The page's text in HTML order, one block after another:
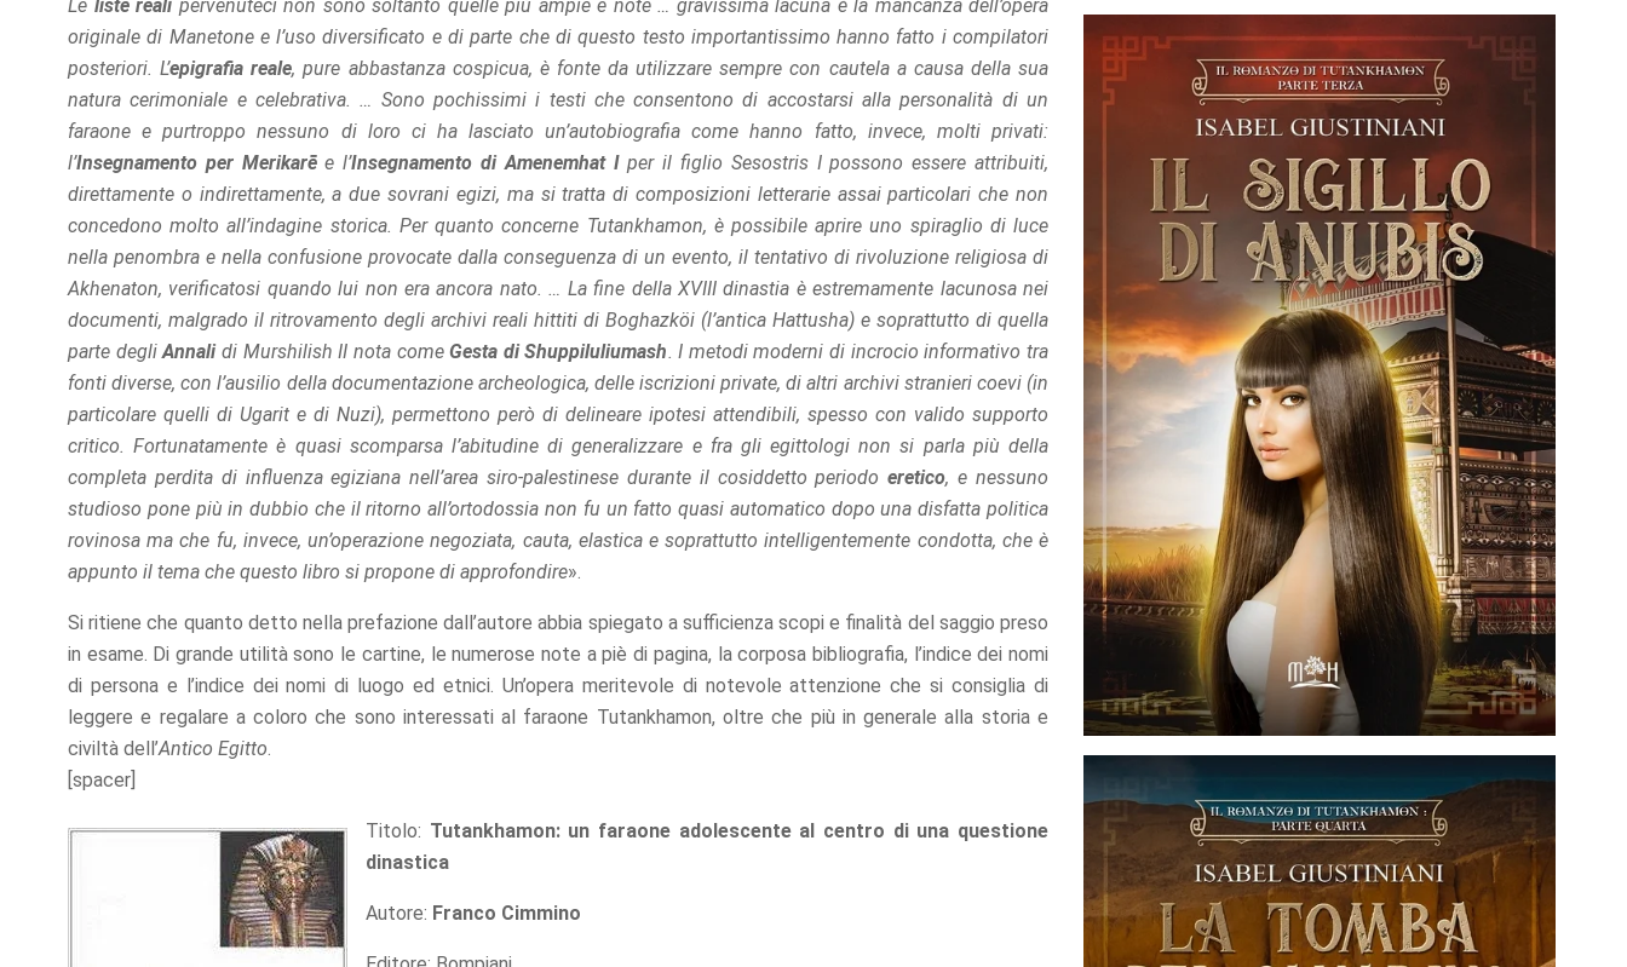
Le liste realipervenuteci non sono soltanto quelle più ampie e note … gravissima lacuna è la mancanza dell’opera
originale di Manetone e l’uso diversificato e di parte che di questo testo importantissimo hanno fatto i compilatori
posteriori. L’epigrafia reale, pure abbastanza cospicua, è fonte da utilizzare sempre con cautela a causa della sua
natura cerimoniale e celebrativa. … Sono pochissimi i testi che consentono di accostarsi alla personalità di un
faraone e purtroppo nessuno di loro ci ha lasciato un’autobiografia come hanno fatto, invece, molti privati:
l’Insegnamento per Merikarēe l’Insegnamento di Amenemhat Iper il figlio Sesostris I possono essere attribuiti,
direttamente o indirettamente, a due sovrani egizi, ma si tratta di composizioni letterarie assai particolari che non
concedono molto all’indagine storica. Per quanto concerne Tutankhamon, è possibile aprire uno spiraglio di luce
nella penombra e nella confusione provocate dalla conseguenza di un evento, il tentativo di rivoluzione religiosa di
Akhenaton, verificatosi quando lui non era ancora nato. … La fine della XVIII dinastia è estremamente lacunosa nei
documenti, malgrado il ritrovamento degli archivi reali hittiti di Boghazköi (l’antica Hattusha) e soprattutto di quella
parte degliAnnali di Murshilish II nota comeGesta di Shuppiluliumash. I metodi moderni di incrocio informativo tra
fonti diverse, con l’ausilio della documentazione archeologica, delle iscrizioni private, di altri archivi stranieri coevi (in
particolare quelli di Ugarit e di Nuzi), permettono però di delineare ipotesi attendibili, spesso con valido supporto
critico. Fortunatamente è quasi scomparsa l’abitudine di generalizzare e fra gli egittologi non si parla più della
completa perdita di influenza egiziana nell’area siro-palestinese durante il cosiddetto periodoeretico, e nessuno
studioso pone più in dubbio che il ritorno all’ortodossia non fu un fatto quasi automatico dopo una disfatta politica
rovinosa ma che fu, invece, un’operazione negoziata, cauta, elastica e soprattutto intelligentemente condotta, che è
appunto il tema che questo libro si propone di approfondire».
Si ritiene che quanto detto nella prefazione dall’autore abbia spiegato a sufficienza scopi e finalità del saggio preso
in esame. Di grande utilità sono le cartine, le numerose note a piè di pagina, la corposa bibliografia, l’indice dei nomi
di persona e l’indice dei nomi di luogo ed etnici. Un’opera meritevole di notevole attenzione che si consiglia di
leggere e regalare a coloro che sono interessati al faraone Tutankhamon, oltre che più in generale alla storia e
civiltà dell’Antico Egitto.
[spacer]
Titolo: Tutankhamon: un faraone adolescente al centro di una questione
dinastica
Autore: Franco Cimmino